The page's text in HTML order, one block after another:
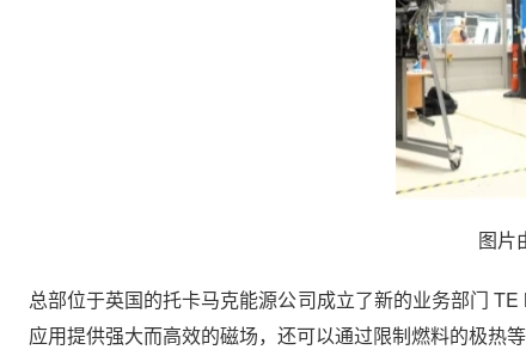
图片
总部位于英国的托卡马克能源公司成立了新的业务部门
应用提供强大而高效的磁场，还可以通过限制燃料的极热